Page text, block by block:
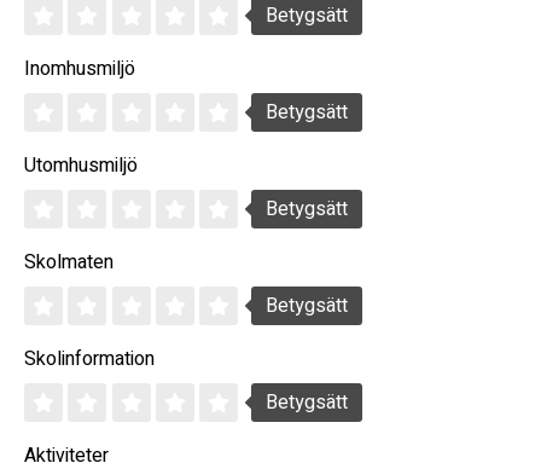
Betygsätt
Inomhusmiljö
Betygsätt
Utomhusmiljö
Betygsätt
Skolmaten
Betygsätt
Skolinformation
Betygsätt
Aktiviteter